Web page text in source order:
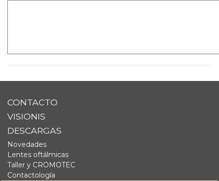
CONTACTO
VISIONIS
DESCARGAS
Novedades
Lentes oftálmicas
Taller y CROMOTEC
Contactología